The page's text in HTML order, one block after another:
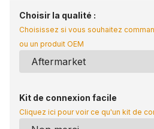
Choisir la qualité :
Choisissez si vous souhaitez
ou un produit OEM
Kit de connexion facile
Cliquez ici pour voir ce qu'un kit de